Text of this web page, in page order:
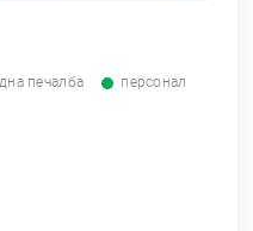
печалба персонал